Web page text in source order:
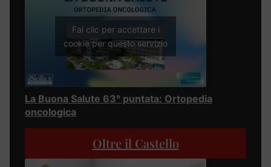
Fai clic per accettare i
cookie per questo servizio
La Buona Salute 63° puntata: Ortopedia
oncologica
Oltre il Castello